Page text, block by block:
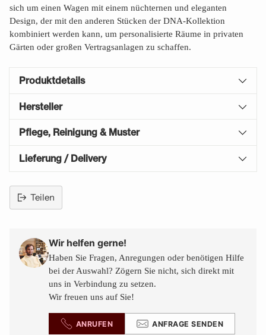
sich um einen Wagen mit einem nüchternen und eleganten
Design, der mit den anderen Stücken der DNA-Kollektion
kombiniert werden kann, um personalisierte Räume in privaten
Gärten oder großen Vertragsanlagen zu schaffen.
Produktdetails
Hersteller
Pflege, Reinigung & Muster
Lieferung / Delivery
Teilen
den
Warenkorb
legen
Wir helfen gerne!
Haben Sie Fragen, Anregungen oder benötigen Hilfe
bei der Auswahl? Zögern Sie nicht, sich direkt mit
uns in Verbindung zu setzen.
Wir freuen uns auf Sie!
ANRUFEN ANFRAGE SENDEN